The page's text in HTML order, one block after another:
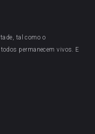
tal como o
permanecem vivos. E